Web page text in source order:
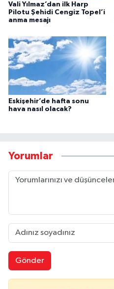
Vali Yılmaz’dan ilk Harp
Pilotu Şehidi Cengiz Topel’i
anma mesajı
Eskişehir’de hafta sonu
hava nasıl olacak?
Yorumlar
Gönder